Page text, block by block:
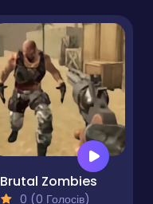
Brutal Zombies
0 (0 Голосів)